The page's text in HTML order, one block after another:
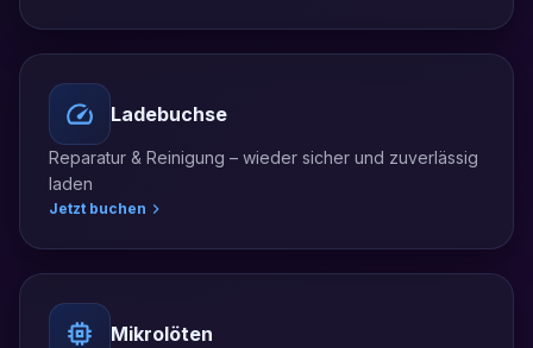
Ladebuchse
Reparatur & Reinigung – wieder sicher und zuverlässig
laden
Jetzt buchen
Mikrolöten